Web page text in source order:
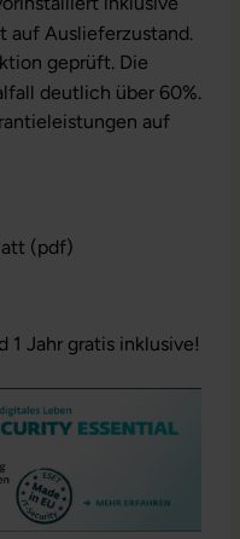
auf Auslieferzustand.
geprüft. Die
deutlich über 60%.
auf
(pdf)
1 Jahr gratis inklusive!